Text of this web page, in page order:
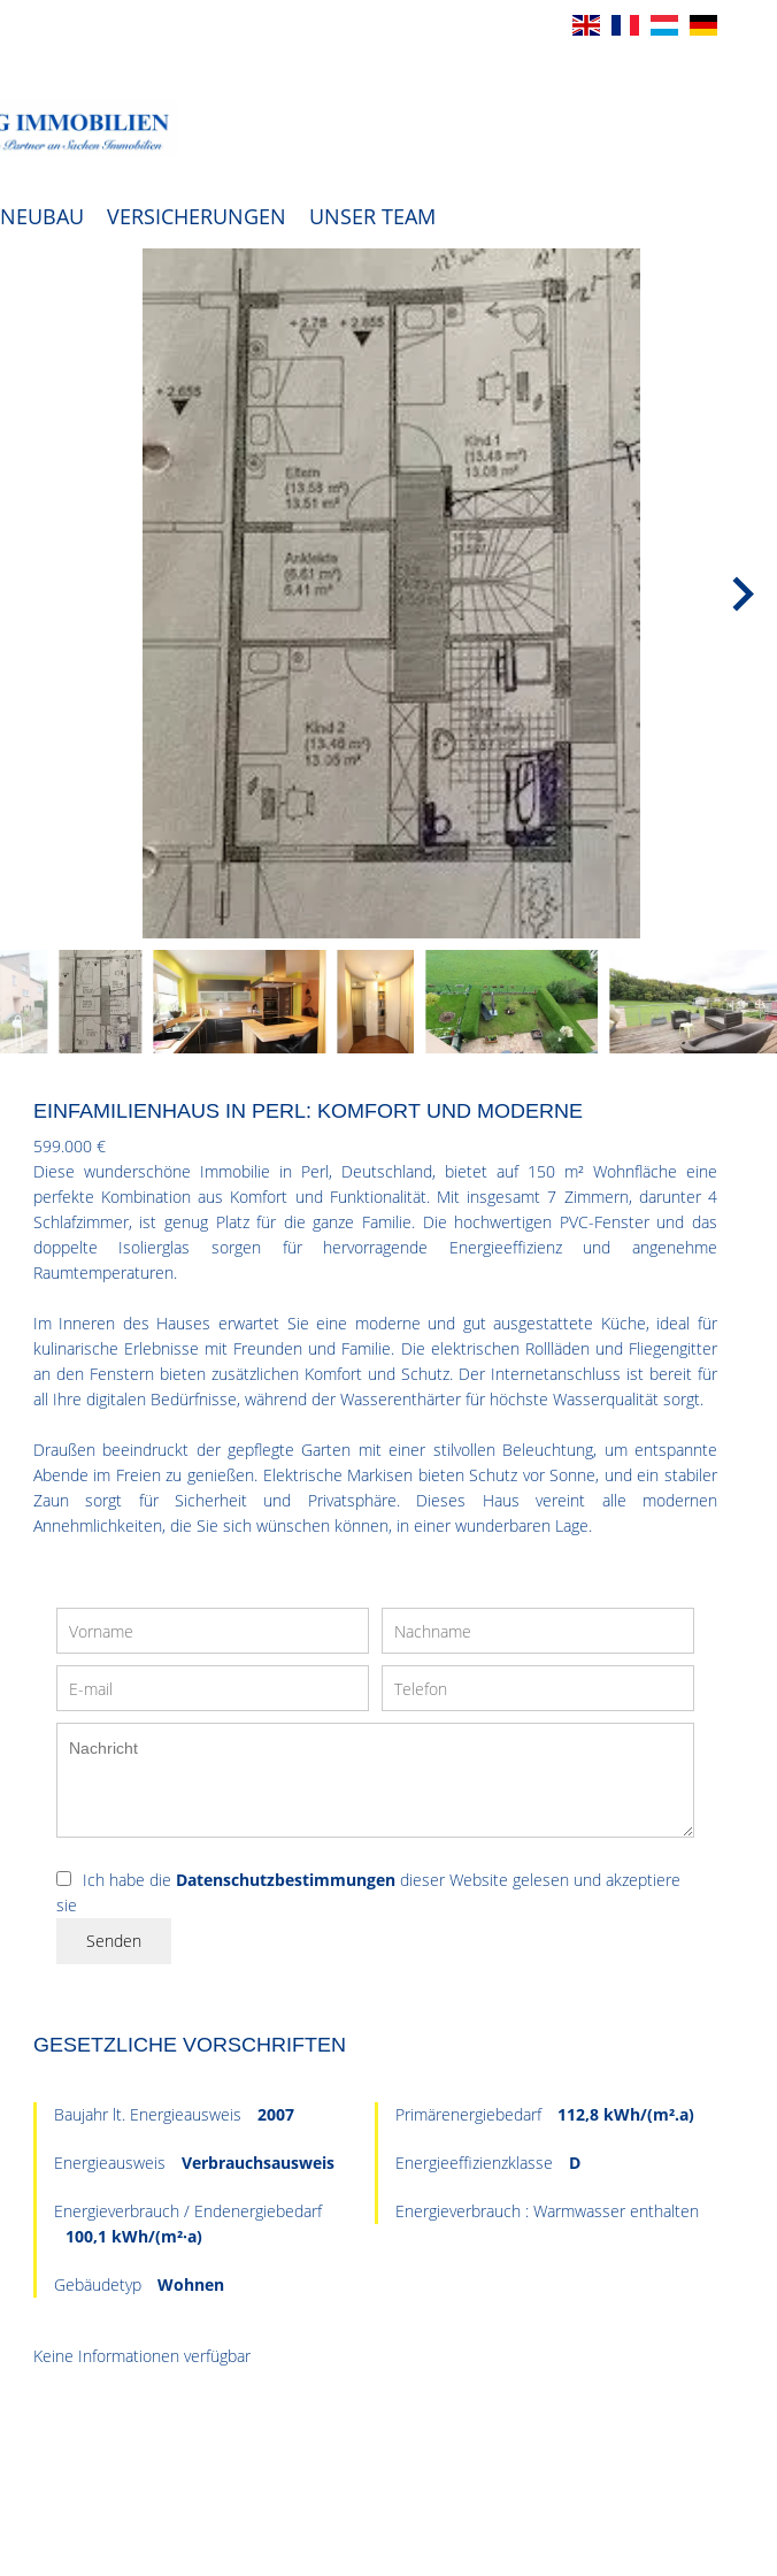
NEUBAU VERSICHERUNGEN UNSER TEAM
EINFAMILIENHAUS IN PERL: KOMFORT UND MODERNE
599.000 €
Diese wunderschöne Immobilie in Perl, Deutschland, bietet auf 150 m² Wohnfläche eine
perfekte Kombination aus Komfort und Funktionalität. Mit insgesamt 7 Zimmern, darunter 4
Schlafzimmer, ist genug Platz für die ganze Familie. Die hochwertigen PVC-Fenster und das
doppelte Isolierglas sorgen für hervorragende Energieeffizienz und angenehme
Raumtemperaturen.
Im Inneren des Hauses erwartet Sie eine moderne und gut ausgestattete Küche, ideal für
kulinarische Erlebnisse mit Freunden und Familie. Die elektrischen Rollläden und Fliegengitter
an den Fenstern bieten zusätzlichen Komfort und Schutz. Der Internetanschluss ist bereit für
all Ihre digitalen Bedürfnisse, während der Wasserenthärter für höchste Wasserqualität sorgt.
Draußen beeindruckt der gepflegte Garten mit einer stilvollen Beleuchtung, um entspannte
Abende im Freien zu genießen. Elektrische Markisen bieten Schutz vor Sonne, und ein stabiler
Zaun sorgt für Sicherheit und Privatsphäre. Dieses Haus vereint alle modernen
Annehmlichkeiten, die Sie sich wünschen können, in einer wunderbaren Lage.
Ich habe die Datenschutzbestimmungendieser Website gelesen und akzeptiere
sie
Senden
GESETZLICHE VORSCHRIFTEN
Baujahr lt. Energieausweis 2007 Primärenergiebedarf 112,8 kWh/(m².a)
Energieausweis Verbrauchsausweis Energieeffizienzklasse D
Energieverbrauch / Endenergiebedarf
100,1 kWh/(m²·a)
Energieverbrauch : Warmwasser enthalten
Gebäudetyp Wohnen
Keine Informationen verfügbar